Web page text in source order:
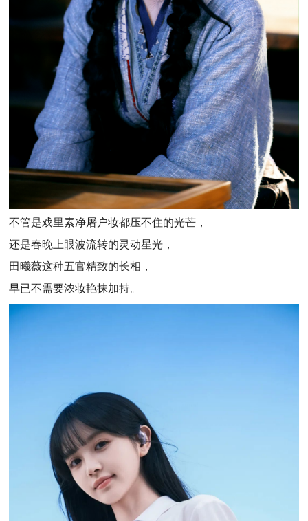
不管是戏里素净屠户妆都压不住的光芒，
还是春晚上眼波流转的灵动星光，
田曦薇这种五官精致的长相，
早已不需要浓妆艳抹加持。